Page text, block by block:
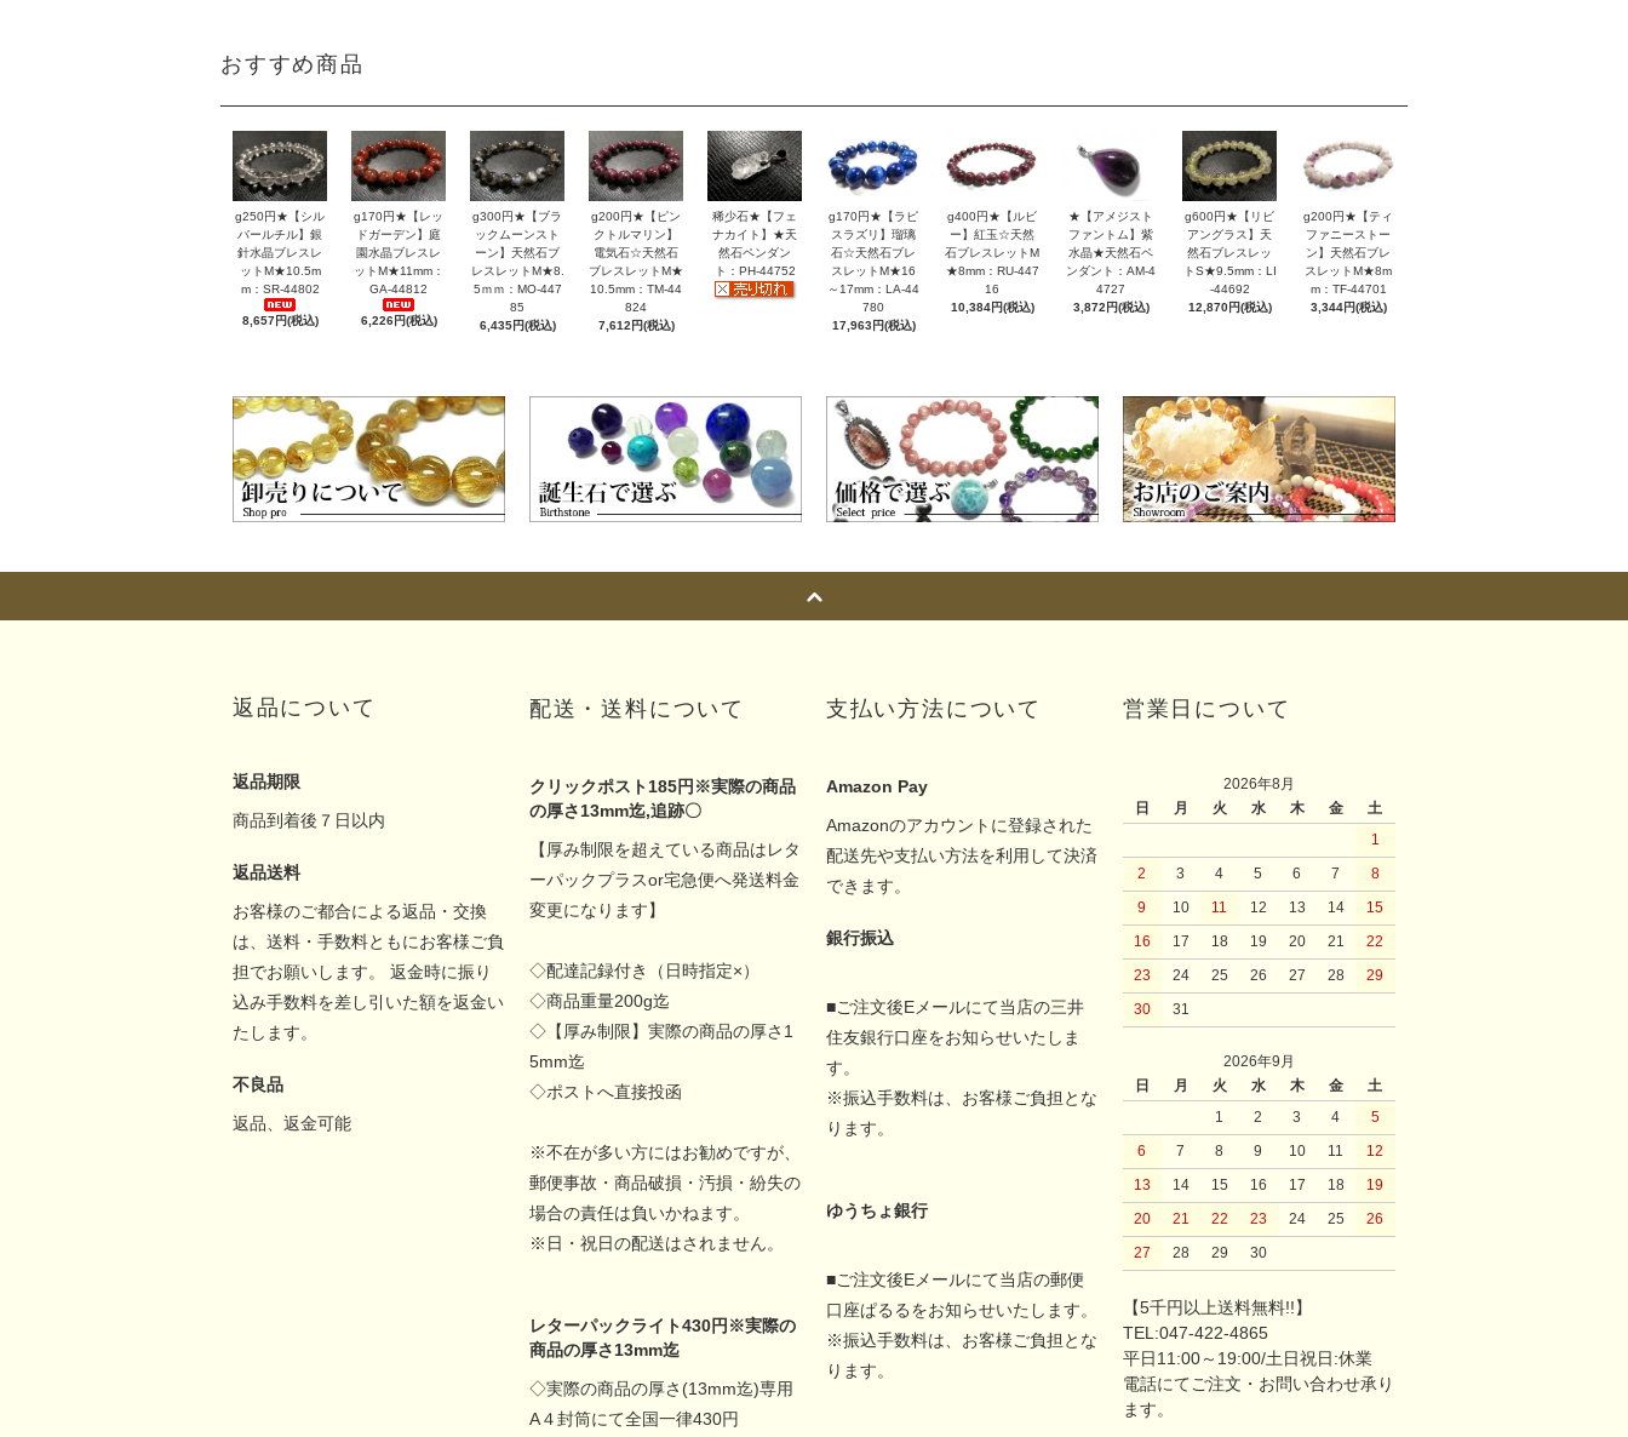
おすすめ商品
g250円★【シル
バールチル】銀
針水晶ブレスレ
ットM★10.5m
m：SR-44802
8,657円(税込)
g170円★【レッ
ドガーデン】庭
園水晶ブレスレ
ットM★11mm：
GA-44812
6,226円(税込)
g300円★【ブラ
ックムーンスト
ーン】天然石ブ
レスレットM★8.
5ｍｍ：MO-447
85
6,435円(税込)
g200円★【ピン
クトルマリン】
電気石☆天然石
ブレスレットM★
10.5mm：TM-44
824
7,612円(税込)
稀少石★【フェ
ナカイト】★天
然石ペンダン
ト：PH-44752
g170円★【ラピ
スラズリ】瑠璃
石☆天然石ブレ
スレットM★16
～17mm：LA-44
780
17,963円(税込)
g400円★【ルビ
ー】紅玉☆天然
石ブレスレットM
★8mm：RU-447
16
10,384円(税込)
★【アメジスト
ファントム】紫
水晶★天然石ペ
ンダント：AM-4
4727
3,872円(税込)
g600円★【リビ
アングラス】天
然石ブレスレッ
トS★9.5mm：LI
-44692
12,870円(税込)
g200円★【ティ
ファニーストー
ン】天然石ブレ
スレットM★8m
m：TF-44701
3,344円(税込)
返品について
返品期限
商品到着後７日以内
返品送料
お客様のご都合による返品・交換
は、送料・手数料ともにお客様ご負
担でお願いします。 返金時に振り
込み手数料を差し引いた額を返金い
たします。
不良品
返品、返金可能
配送・送料について
クリックポスト185円※実際の商品
の厚さ13mm迄,追跡〇
【厚み制限を超えている商品はレタ
ーパックプラスor宅急便へ発送料金
変更になります】
◇配達記録付き（日時指定×）
◇商品重量200g迄
◇【厚み制限】実際の商品の厚さ1
5mm迄
◇ポストへ直接投函
※不在が多い方にはお勧めですが、
郵便事故・商品破損・汚損・紛失の
場合の責任は負いかねます。
※日・祝日の配送はされません。
レターパックライト430円※実際の
商品の厚さ13mm迄
◇実際の商品の厚さ(13mm迄)専用
A４封筒にて全国一律430円
支払い方法について
Amazon Pay
Amazonのアカウントに登録された
配送先や支払い方法を利用して決済
できます。
銀行振込
■ご注文後Eメールにて当店の三井
住友銀行口座をお知らせいたしま
す。
※振込手数料は、お客様ご負担とな
ります。
ゆうちょ銀行
■ご注文後Eメールにて当店の郵便
口座ぱるるをお知らせいたします。
※振込手数料は、お客様ご負担とな
ります。
営業日について
2026年8月
日
月 火 水 木 金
土
1
2
3 4 5 6 7
8
9
10 11 12 13 14
15
16
17 18 19 20 21
22
23
24 25 26 27 28
29
30
31
2026年9月
日
月 火 水 木 金
土
1
2 3 4
5
6
7 8 9 10 11
12
13
14 15 16 17 18
19
20
21 22 23 24 25
26
27
28 29 30
【5千円以上送料無料!!】
TEL:047-422-4865
平日11:00～19:00/土日祝日:休業
電話にてご注文・お問い合わせ承り
ます。